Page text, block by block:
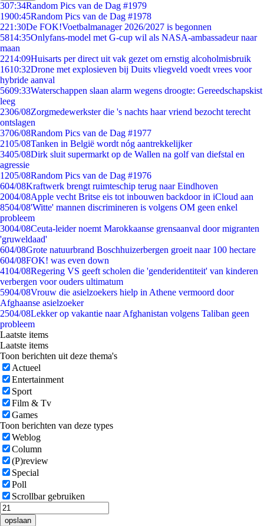
307:34Random Pics van de Dag #1979
1900:45Random Pics van de Dag #1978
221:30De FOK!Voetbalmanager 2026/2027 is begonnen
5814:35Onlyfans-model met G-cup wil als NASA-ambassadeur naar
maan
2214:09Huisarts per direct uit vak gezet om ernstig alcoholmisbruik
1610:32Drone met explosieven bij Duits vliegveld voedt vrees voor
hybride aanval
5609:33Waterschappen slaan alarm wegens droogte: Gereedschapskist
leeg
2306/08Zorgmedewerkster die 's nachts haar vriend bezocht terecht
ontslagen
3706/08Random Pics van de Dag #1977
2105/08Tanken in België wordt nóg aantrekkelijker
3405/08Dirk sluit supermarkt op de Wallen na golf van diefstal en
agressie
1205/08Random Pics van de Dag #1976
604/08Kraftwerk brengt ruimteschip terug naar Eindhoven
2004/08Apple vecht Britse eis tot inbouwen backdoor in iCloud aan
8504/08'Witte' mannen discrimineren is volgens OM geen enkel
probleem
3004/08Ceuta-leider noemt Marokkaanse grensaanval door migranten
'gruweldaad'
604/08Grote natuurbrand Boschhuizerbergen groeit naar 100 hectare
604/08FOK! was even down
4104/08Regering VS geeft scholen die 'genderidentiteit' van kinderen
verbergen voor ouders ultimatum
5904/08Vrouw die asielzoekers hielp in Athene vermoord door
Afghaanse asielzoeker
2504/08Lekker op vakantie naar Afghanistan volgens Taliban geen
probleem
Laatste items
Laatste items
Toon berichten uit deze thema's
Actueel
Entertainment
Sport
Film & Tv
Games
Toon berichten van deze types
Weblog
Column
(P)review
Special
Poll
Scrollbar gebruiken
opslaan